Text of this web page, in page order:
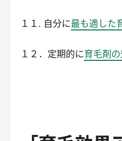
１１. 自分に最も適した
１２．定期的に育毛剤